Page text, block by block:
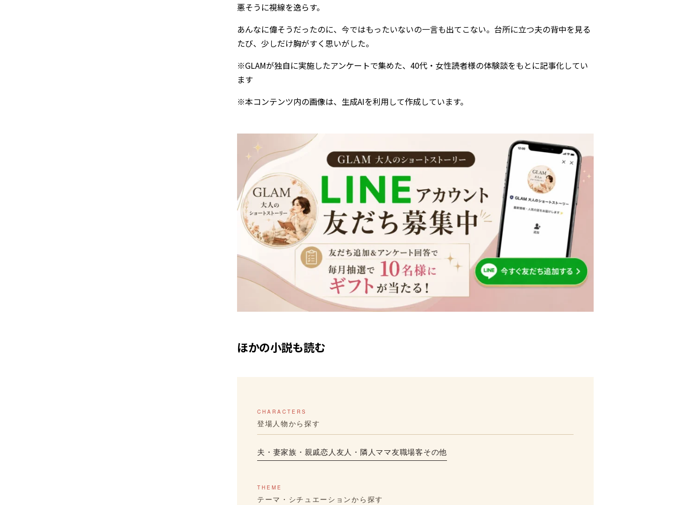
悪そうに視線を逸らす。
あんなに偉そうだったのに、今ではもったいないの一言も出てこない。台所に立つ夫の背中を見る
たび、少しだけ胸がすく思いがした。
※GLAMが独自に実施したアンケートで集めた、40代・女性読者様の体験談をもとに記事化してい
ます
※本コンテンツ内の画像は、生成AIを利用して作成しています。
ほかの小説も読む
CHARACTERS
登場人物から探す
夫・妻家族・親戚恋人友人・隣人ママ友職場客その他
THEME
テーマ・シチュエーションから探す